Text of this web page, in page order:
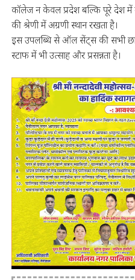
कॉलेज न केवल प्रदेश बल्कि पूरे देश में
की श्रेणी में अग्रणी स्थान रखता है।
इस उपलब्धि से ऑल सेंट्स की सभी
स्टाफ में भी उत्साह और प्रसन्नता है।